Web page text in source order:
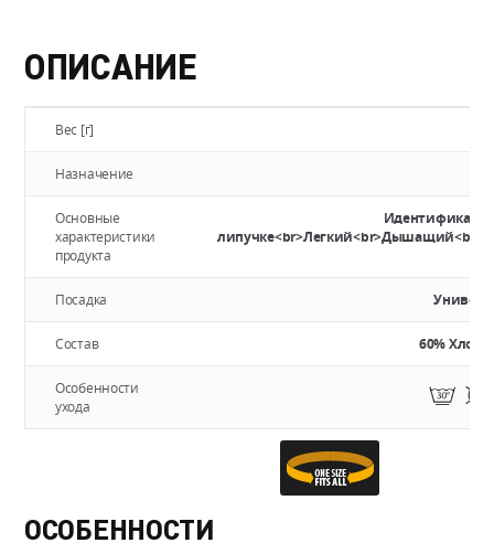
ОПИСАНИЕ
Вес [г]
Назначение
Основные
характеристики
продукта
Посадка
Состав 60%
Особенности
ухода
ОСОБЕННОСТИ